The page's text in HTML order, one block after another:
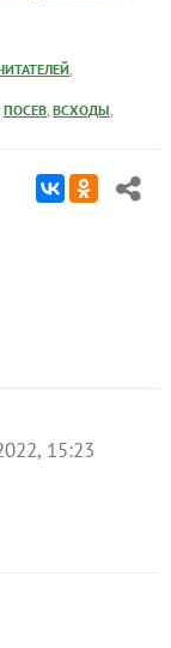
,
ПОСЕВ, ВСХОДЫ,
15:23